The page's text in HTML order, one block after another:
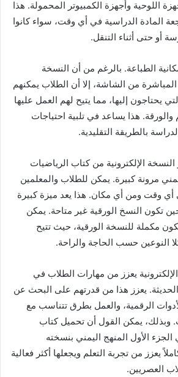
اللوحية وأجهزة الكمبيوتر المحمولة. هذا
المادة الدراسية في أي وقت، سواء كانوا
أو حتى أثناء التنقل.
الطباعة. بالرغم من أن النسخة
المباشرة من الشاشة، إلا أن الطلاب يمكنهم
يحتاجون إليها، مما يتيح لهم العمل عليها
هذا يساعد في تلبية احتياجات
بالطريقة التقليدية.
الإلكترونية من كتاب الرياضيات
مرونة كبيرة. يمكن للطلاب والمعلمين
وقت ومن أي مكان. هذا يعد ميزة كبيرة
تكون النسخ الورقية غير متاحة. يمكن
مكملة للنسخة الورقية، حيث تتيح
النوعين حسب الحاجة والراحة.
يعزز من مهارات الطلاب في
الحديثة. يعزز هذا من قدرتهم على البحث عن
الرقمية، والعمل بطرق تتناسب مع
وبذلك، يمكن القول أن تحميل كتاب
الأول المنهج اليمني بنسخته
يعزز من تجربة التعلم ويجعلها أكثر فعالية
العصريين.